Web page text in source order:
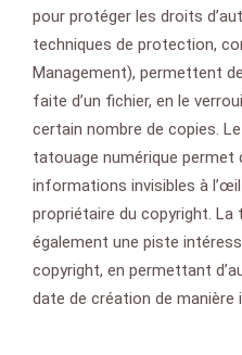
pour protéger les droits
techniques de protection,
Management), permettent
faite d’un fichier, en le
certain nombre de copies.
tatouage numérique permet
informations invisibles à
propriétaire du copyright.
également une piste
copyright, en permettant
date de création de manière